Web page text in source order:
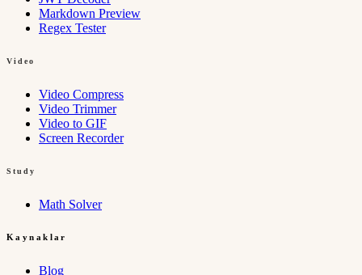
Markdown Preview
Regex Tester
Video
Video Compress
Video Trimmer
Video to GIF
Screen Recorder
Study
Math Solver
Kaynaklar
Blog